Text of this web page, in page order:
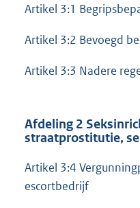
Artikel 3:1
Artikel 3:2 Bevoegd
Artikel 3:3 Nadere
Afdeling 2
straatprostitutie,
Artikel 3:4
escortbedrijf